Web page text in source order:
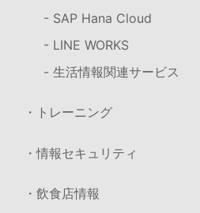
- SAP Hana Cloud
- LINE WORKS
- 生活情報関連サービス
・トレーニング
・情報セキュリティ
・飲食店情報